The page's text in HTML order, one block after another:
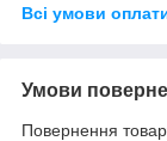
Всі умови
Умови
Повернення